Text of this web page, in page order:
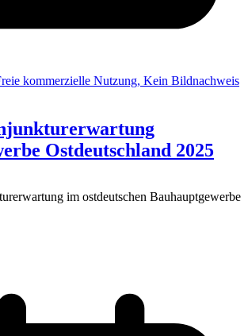
Ostdeutschland 2025
im ostdeutschen Bauhauptgewerbe